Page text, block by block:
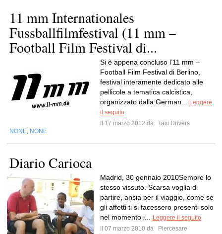
11 mm Internationales
Fussballfilmfestival (11 mm –
Football Film Festival di...
Si è appena concluso l’11 mm –
Football Film Festival di Berlino,
festival interamente dedicato alle
pellicole a tematica calcistica,
organizzato dalla German...
Leggere
il seguito
Il 17 marzo 2012 da
Taxi Drivers
NONE NONE
Diario Carioca
Madrid, 30 gennaio 2010Sempre lo
stesso vissuto. Scarsa voglia di
partire, ansia per il viaggio, come se
gli affetti ti si facessero presenti solo
nel momento i...
Leggere il seguito
Il 07 marzo 2010 da
Piercesare